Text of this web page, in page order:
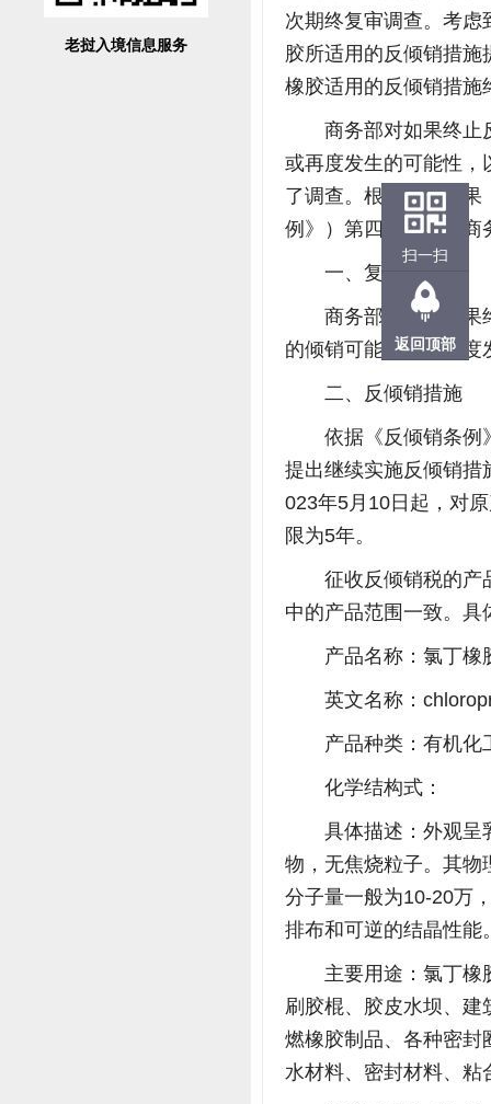
老挝入境信息服务
次期终复审调查。考
胶所适用的反倾销措
橡胶适用的反倾销措施
商务部对如果终止
或再度发生的可能性，
了调查。根据调查结
例》）第四十八条，商
一、复审裁定
商务部裁定，如果
的倾销可能继续或再
二、反倾销措施
依据《反倾销条例
提出继续实施反倾销措
023年5月10日起，对
限为5年。
征收反倾销税的产
中的产品范围一致。具
产品名称：氯丁橡
英文名称：
产品种类：有机化
化学结构式：
具体描述：外观呈
物，无焦烧粒子。其物
分子量一般为10-20万
排布和可逆的结晶性能
主要用途：氯丁橡
刷胶棍、胶皮水坝、
燃橡胶制品、各种密封
水材料、密封材料、粘
扫一扫
返回顶部